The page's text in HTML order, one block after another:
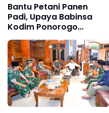
Bantu Petani Panen
Padi, Upaya Babinsa
Kodim Ponorogo
Sukseskan Perkuatan
Hanpangan